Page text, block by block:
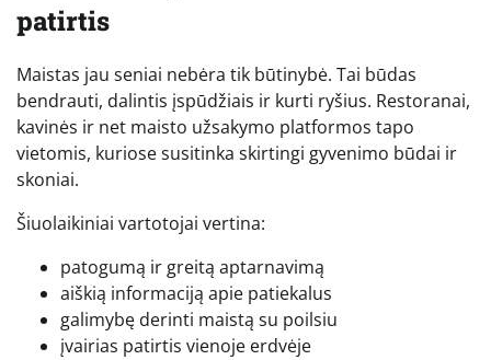
patirtis
Maistas jau seniai nebėra tik būtinybė. Tai būdas
bendrauti, dalintis įspūdžiais ir kurti ryšius. Restoranai,
kavinės ir net maisto užsakymo platformos tapo
vietomis, kuriose susitinka skirtingi gyvenimo būdai ir
skoniai.
Šiuolaikiniai vartotojai vertina:
patogumą ir greitą aptarnavimą
aiškią informaciją apie patiekalus
galimybę derinti maistą su poilsiu
įvairias patirtis vienoje erdvėje